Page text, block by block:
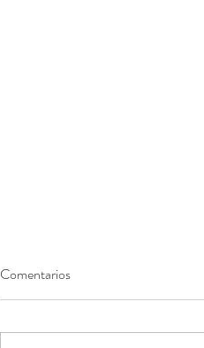
Comentarios